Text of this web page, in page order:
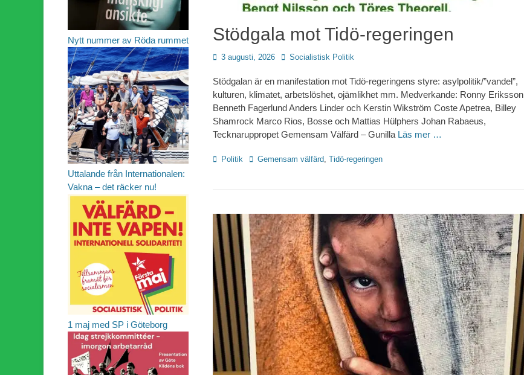
Stödgala mot Tidö-regeringen
Publicerad
3 augusti, 2026 Författare
Socialistisk Politik
Stödgalan är en manifestation mot Tidö-regeringens styre: asylpolitik/”vandel”,
kulturen, klimatet, arbetslöshet, ojämlikhet mm. Medverkande: Ronny Eriksson
Benneth Fagerlund Anders Linder och Kerstin Wikström Coste Apetrea, Billey
Shamrock Marco Rios, Bosse och Mattias Hülphers Johan Rabaeus,
Tecknaruppropet Gemensam Välfärd – Gunilla Läs mer …
Kategorier
Politik Etiketter
Gemensam välfärd Tidö-regeringen
Nytt nummer av Röda rummet
Uttalande från Internationalen:
Vakna – det räcker nu!
1 maj med SP i Göteborg